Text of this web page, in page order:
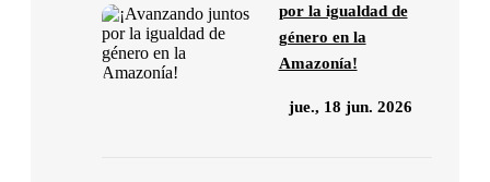
por la igualdad de
género en la
Amazonía!
jue., 18 jun. 2026